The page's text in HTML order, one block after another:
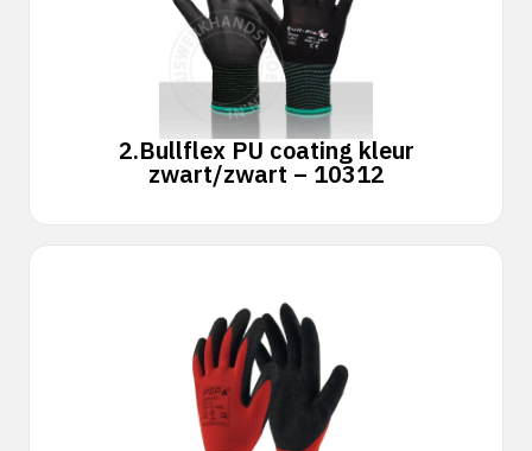
2.Bullflex PU coating kleur
zwart/zwart – 10312